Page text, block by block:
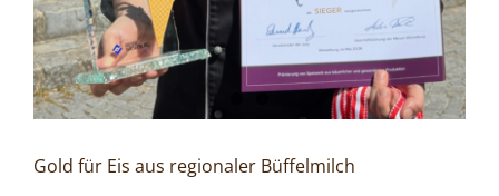
Gold für Eis aus regionaler Büffelmilch